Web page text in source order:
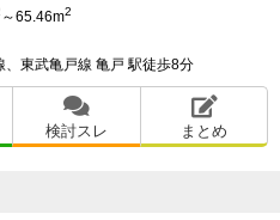
～65.46m2
、東武亀戸線 亀戸 駅徒歩8分
検討スレ まとめ